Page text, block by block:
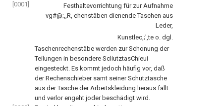
[0001]
Festhaltevorrichtung für zur Aufnahme
vg#@;,,R, chenstäben dienende Taschen aus
Leder,
Kunstlec,;',te o. dgl.
Taschenrechenstäbe werden zur Schonung der
Teilungen in besondere ScliutztasChieui
eingesteckt. Es kommt jedoch häufig vor, daß
der Rechenschieber samt seiner Schutztasche
aus der Tasche der Arbeitskleidung lieraus.fällt
und verlor engeht joder beschädigt wird.